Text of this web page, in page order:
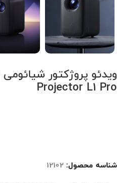
Projector L1 Pro
شناسه محصول: 12102